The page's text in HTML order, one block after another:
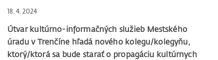
18. 4. 2024
Útvar kultúrno-informačných služieb Mestského
úradu v Trenčíne hľadá nového kolegu/kolegyňu,
ktorý/ktorá sa bude starať o propagáciu kultúrnych